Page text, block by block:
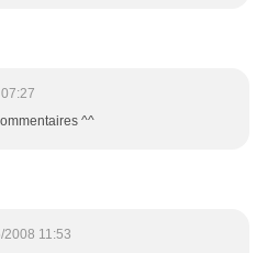
^^
2008 11:53